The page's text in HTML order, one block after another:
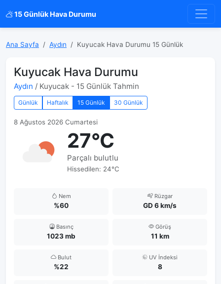
15 Günlük Hava Durumu
Ana Sayfa Aydın Kuyucak Hava Durumu 15 Günlük
Kuyucak Hava Durumu
Aydın / Kuyucak - 15 Günlük Tahmin
Günlük Haftalık 15 Günlük 30 Günlük
8 Ağustos 2026 Cumartesi
27°C
Parçalı bulutlu
Hissedilen: 24°C
Nem
%60
Rüzgar
GD 6 km/s
Basınç
1023 mb
Görüş
11 km
Bulut
%22
UV İndeksi
8